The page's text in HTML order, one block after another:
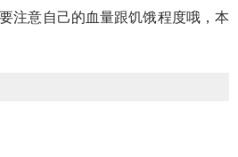
卡牌战略
注意自己的血量跟饥饿程度哦，本